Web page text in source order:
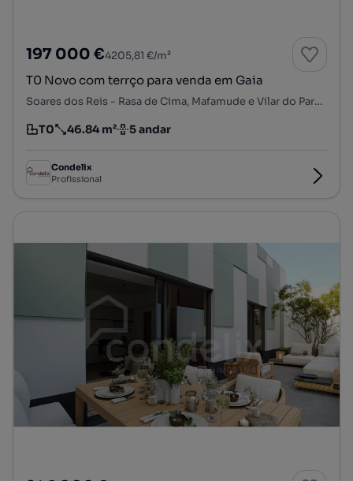
197 000 €4205,81 €/m²
T0 Novo com terrço para venda em Gaia
Soares dos Reis - Rasa de Cima, Mafamude e Vilar do Paraíso, Vila Nova de Gaia, Porto
Tipologia
T0
Preço por metro quadrado
46.84 m²
Andar 5 andar
Condelix
Profissional